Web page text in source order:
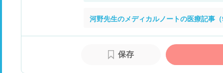
河野先生のメディカルノートの医療記事
保存